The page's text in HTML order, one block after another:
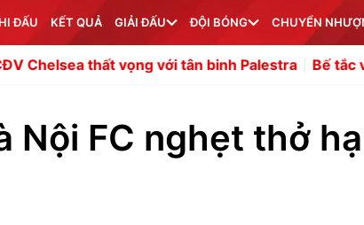
ĐẤU KẾT QUẢ GIẢI ĐẤU ĐỘI BÓNG CHUYỂN
vọng với tân binh Palestra Bế tắc với Lewis
Nội FC nghẹt thở hạ